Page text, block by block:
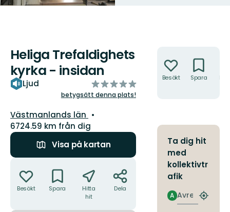
Heliga Trefaldighets
kyrka - insidan
Ljud
av
5
betygsätt denna plats!
Län:
Västmanlands län
6724.59 km från dig
Visa på kartan
Besökt Spara
Hitta
hit
Dela
Besökt Spara
Ta dig hit
med
kollektivtr
afik
Avresa
A
Hitta